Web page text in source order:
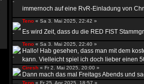
immernoch auf eine RvR-Einladung von
Teno « Sa 3. Mai 2025, 22:42 »
Es wird Zeit, dass du die RED FIST
Teno « Sa 3. Mai 2025, 22:40 »
Hallo! Hab gesehen, dass man mit dem
kann. Vielleicht spiel ich doch lieber einen
Ciresh « Fr 2. Mai 2025, 20:00 »
Dann mach das mal Freitags Abends und
Teno « Fr 25. Apr 2025, 18:57 »